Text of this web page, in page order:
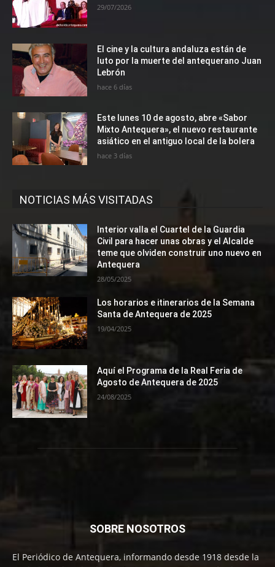
29/07/2026
El cine y la cultura andaluza están de
luto por la muerte del antequerano Juan
Lebrón
hace 6 días
Este lunes 10 de agosto, abre «Sabor
Mixto Antequera», el nuevo restaurante
asiático en el antiguo local de la bolera
hace 3 días
NOTICIAS MÁS VISITADAS
Interior valla el Cuartel de la Guardia
Civil para hacer unas obras y el Alcalde
teme que olviden construir uno nuevo en
Antequera
28/05/2025
Los horarios e itinerarios de la Semana
Santa de Antequera de 2025
19/04/2025
Aquí el Programa de la Real Feria de
Agosto de Antequera de 2025
24/08/2025
SOBRE NOSOTROS
El Periódico de Antequera, informando desde 1918 desde la